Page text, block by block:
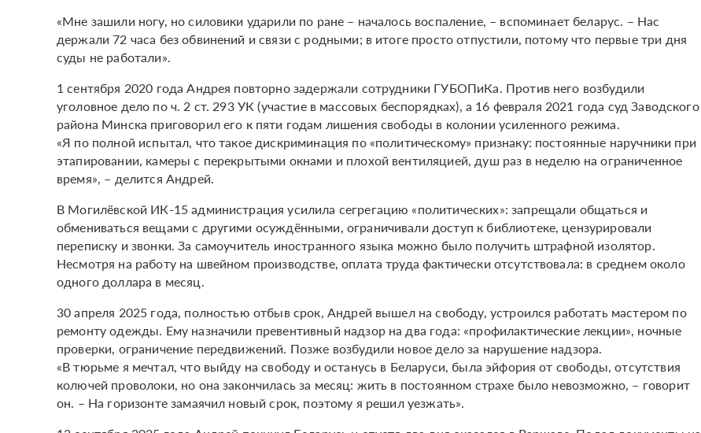
«Мне зашили ногу, но силовики ударили по ране – началось воспаление, – вспоминает беларус. – Нас
держали 72 часа без обвинений и связи с родными; в итоге просто отпустили, потому что первые три дня
суды не работали».
1 сентября 2020 года Андрея повторно задержали сотрудники ГУБОПиКа. Против него возбудили
уголовное дело по ч. 2 ст. 293 УК (участие в массовых беспорядках), а 16 февраля 2021 года суд Заводского
района Минска приговорил его к пяти годам лишения свободы в колонии усиленного режима.
«Я по полной испытал, что такое дискриминация по «политическому» признаку: постоянные наручники при
этапировании, камеры с перекрытыми окнами и плохой вентиляцией, душ раз в неделю на ограниченное
время», – делится Андрей.
В Могилёвской ИК-15 администрация усилила сегрегацию «политических»: запрещали общаться и
обмениваться вещами с другими осуждёнными, ограничивали доступ к библиотеке, цензурировали
переписку и звонки. За самоучитель иностранного языка можно было получить штрафной изолятор.
Несмотря на работу на швейном производстве, оплата труда фактически отсутствовала: в среднем около
одного доллара в месяц.
30 апреля 2025 года, полностью отбыв срок, Андрей вышел на свободу, устроился работать мастером по
ремонту одежды. Ему назначили превентивный надзор на два года: «профилактические лекции», ночные
проверки, ограничение передвижений. Позже возбудили новое дело за нарушение надзора.
«В тюрьме я мечтал, что выйду на свободу и останусь в Беларуси, была эйфория от свободы, отсутствия
колючей проволоки, но она закончилась за месяц: жить в постоянном страхе было невозможно, – говорит
он. – На горизонте замаячил новый срок, поэтому я решил уезжать».